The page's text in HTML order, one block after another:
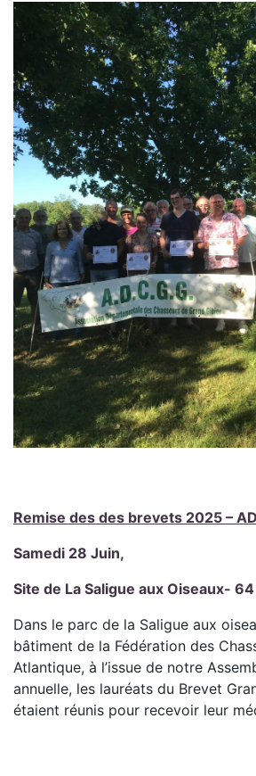
Remise des des brevets 2025 –
Samedi 28 Juin,
Site de La Saligue aux Oiseaux-
Dans le parc de la Saligue aux
bâtiment de la Fédération des
Atlantique, à l’issue de notre
annuelle, les lauréats du Brevet
étaient réunis pour recevoir leur